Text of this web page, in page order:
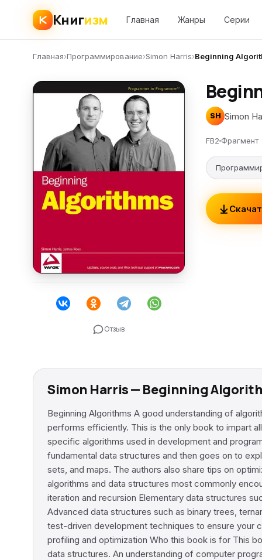
Книгизм Главная Жанры Серии
Главная›Программирование›Simon Harris›Beginning
Отзыв
SH Simon
FB2 Фрагмент
Simon Harris — Beginning
Beginning Algorithms A good understanding of
performs efficiently. This is the only book to impart
specific algorithms used in development and
fundamental data structures and then goes on to
sets, and maps. The authors also share tips on
algorithms and data structures most commonly
iteration and recursion Elementary data structures
Advanced data structures such as binary trees,
test-driven development techniques to ensure your
profiling and optimization Who this book is for This
data structures. An understanding of computer